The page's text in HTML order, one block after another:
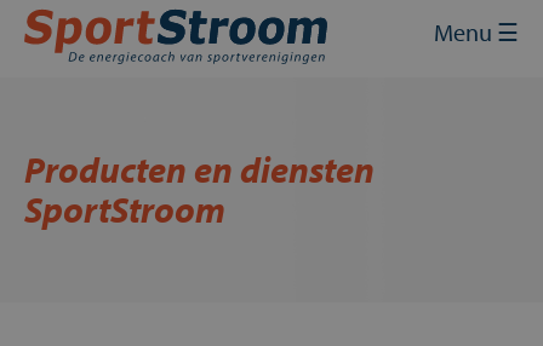
Sluit×
Energie besparen
Skip
Menu ☰
Producten en diensten
SportStroom